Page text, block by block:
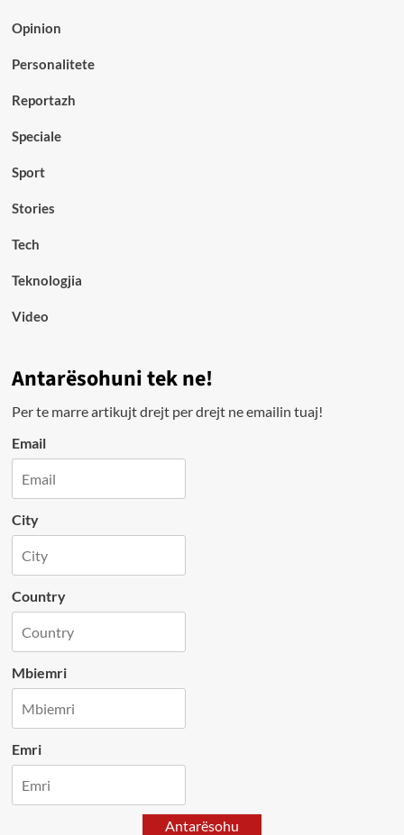
Opinion
Personalitete
Reportazh
Speciale
Sport
Stories
Tech
Teknologjia
Video
Antarësohuni tek ne!
Per te marre artikujt drejt per drejt ne emailin tuaj!
Email
City
Country
Mbiemri
Emri
Antarësohu